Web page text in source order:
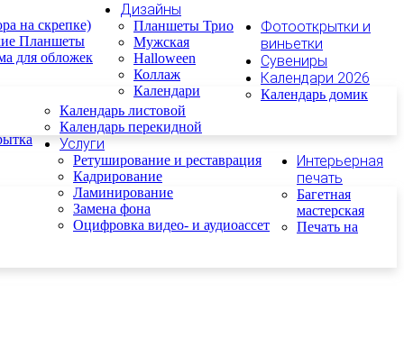
на скрепке)
Планшеты
для обложек
Дизайны
Планшеты Трио
Мужская
Halloween
Коллаж
Календари
Фотооткрытки и
виньетки
Сувениры
Календари 2026
Календарь домик
Календарь листовой
Календарь перекидной
Услуги
Ретуширование и реставрация
Кадрирование
Ламинирование
Замена фона
Оцифровка видео- и аудиоассет
Интерьерная
печать
Багетная
мастерская
Печать на